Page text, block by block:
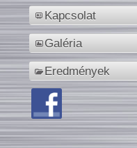
Kapcsolat
Galéria
Eredmények